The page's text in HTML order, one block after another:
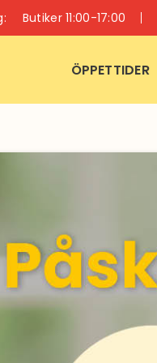
Butiker 11:00-17:00
ÖPPETTIDER